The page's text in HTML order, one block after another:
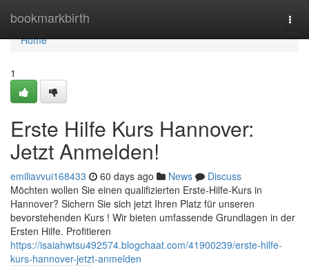
bookmarkbirth
Home
Home
1
Erste Hilfe Kurs Hannover:
Jetzt Anmelden!
emiliavvui168433 60 days ago News
Discuss
Möchten wollen Sie einen qualifizierten Erste-Hilfe-Kurs in
Hannover? Sichern Sie sich jetzt Ihren Platz für unseren
bevorstehenden Kurs ! Wir bieten umfassende Grundlagen in der
Ersten Hilfe. Profitieren
https://isaiahwtsu492574.blogchaat.com/41900239/erste-hilfe-
kurs-hannover-jetzt-anmelden